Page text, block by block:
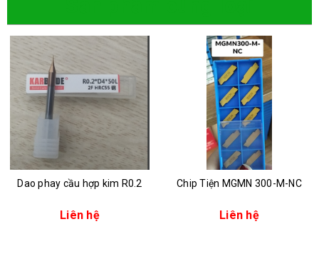
Dao phay cầu hợp kim R0.2
Liên hệ
Chip Tiện MGMN 300-M-NC
Liên hệ